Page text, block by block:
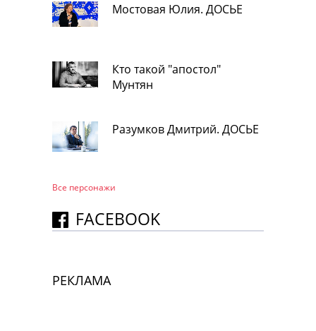
Мостовая Юлия. ДОСЬЕ
Кто такой "апостол"
Мунтян
Разумков Дмитрий. ДОСЬЕ
Все персонажи
FACEBOOK
РЕКЛАМА